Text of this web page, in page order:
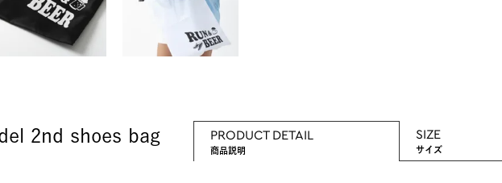
2nd shoes bag PRODUCT DETAIL
商品説明
SIZE
サイズ